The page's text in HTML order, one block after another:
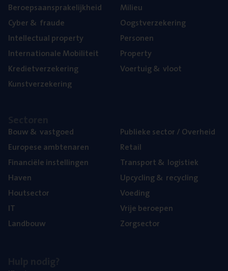
Beroeps­aan­spra­ke­lijk­heid
Cyber& fraude
Intel­lec­tu­al property
Inter­na­ti­o­na­le Mobiliteit
Kre­diet­ver­ze­ke­ring
Kunst­ver­ze­ke­ring
Mili­eu
Oogst­ver­ze­ke­ring
Per­so­nen
Pro­per­ty
Voer­tuig& vloot
Bouw& vastgoed
Euro­pe­se ambtenaren
Finan­ci­ë­le instellingen
Haven
Hout­sec­tor
IT
Land­bouw
Publie­ke sec­tor / Overheid
Retail
Trans­port& logistiek
Upcy­cling& recycling
Voe­ding
Vrije beroe­pen
Zorg­sec­tor